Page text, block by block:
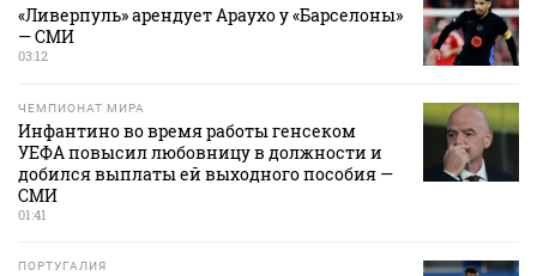
«Ливерпуль» арендует Араухо у «Барселоны»
— СМИ
03:12
ЧЕМПИОНАТ МИРА
Инфантино во время работы генсеком
УЕФА повысил любовницу в должности и
добился выплаты ей выходного пособия —
СМИ
01:41
ПОРТУГАЛИЯ